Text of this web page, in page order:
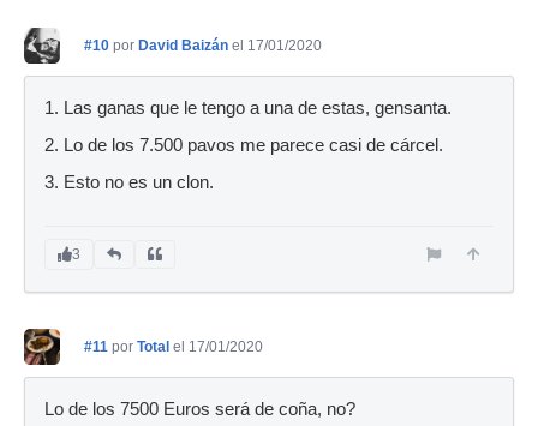
#10 por David Baizán el 17/01/2020
1. Las ganas que le tengo a una de estas, gensanta.
2. Lo de los 7.500 pavos me parece casi de cárcel.
3. Esto no es un clon.
3
#11 por Total el 17/01/2020
Lo de los 7500 Euros será de coña, no?